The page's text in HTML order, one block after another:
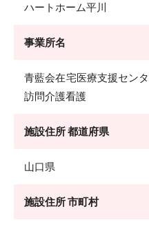
ハートホーム平川
事業所名
青藍会在宅医療支援セン
訪問介護看護
施設住所 都道府県
山口県
施設住所 市町村